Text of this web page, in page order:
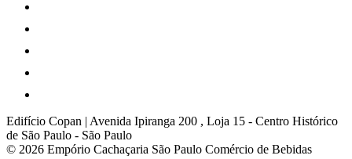
Edifício Copan | Avenida Ipiranga 200 , Loja 15 - Centro Histórico
de São Paulo - São Paulo
© 2026 Empório Cachaçaria São Paulo Comércio de Bebidas